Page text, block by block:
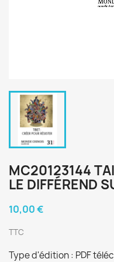
MC20123144
LE DIFFÉREND
10,00 €
TTC
Type d'édition : PDF